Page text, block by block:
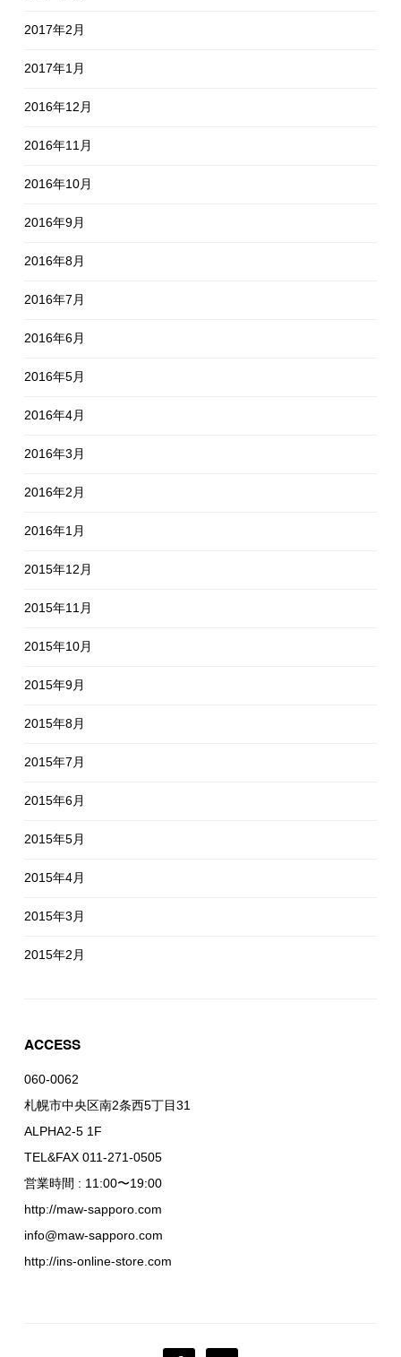
2017年2月
2017年1月
2016年12月
2016年11月
2016年10月
2016年9月
2016年8月
2016年7月
2016年6月
2016年5月
2016年4月
2016年3月
2016年2月
2016年1月
2015年12月
2015年11月
2015年10月
2015年9月
2015年8月
2015年7月
2015年6月
2015年5月
2015年4月
2015年3月
2015年2月
ACCESS
060-0062
札幌市中央区南2条西5丁目31
ALPHA2-5 1F
TEL&FAX 011-271-0505
営業時間 : 11:00〜19:00
http://maw-sapporo.com
info@maw-sapporo.com
http://ins-online-store.com